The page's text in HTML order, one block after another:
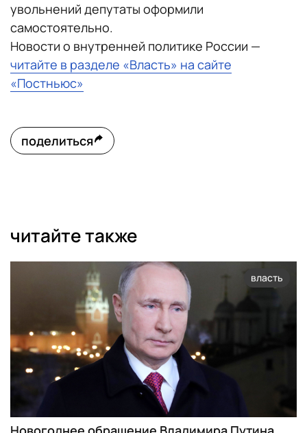
увольнений депутаты оформили
самостоятельно.
Новости о внутренней политике России —
читайте в разделе «Власть» на сайте
«Постньюс»
поделиться
читайте также
власть